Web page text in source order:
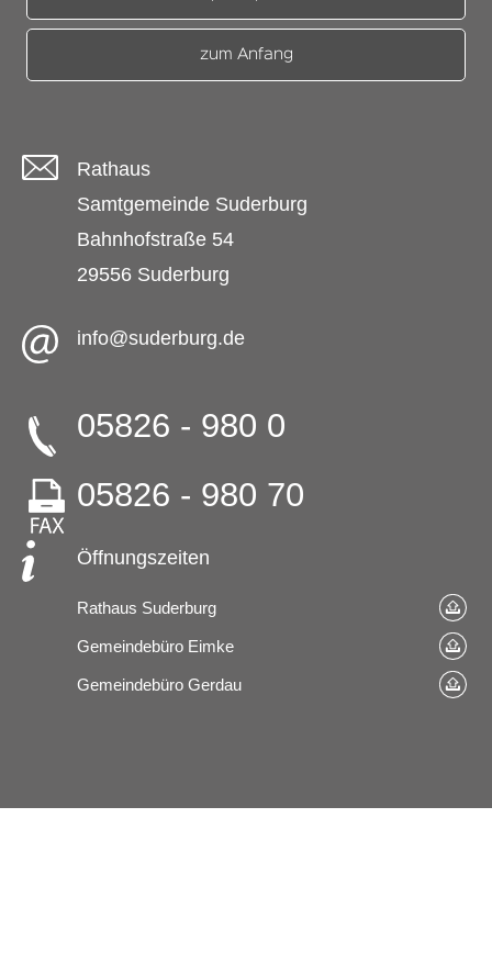
zum Anfang
Rathaus
Samtgemeinde Suderburg
Bahnhofstraße 54
29556 Suderburg
info@suderburg.de
05826 - 980 0
05826 - 980 70
Öffnungszeiten
Rathaus Suderburg
Gemeindebüro Eimke
Gemeindebüro Gerdau